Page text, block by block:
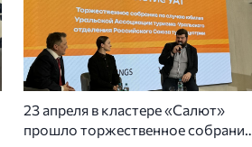
23 апреля в кластере «Салют»
прошло торжественное собрание